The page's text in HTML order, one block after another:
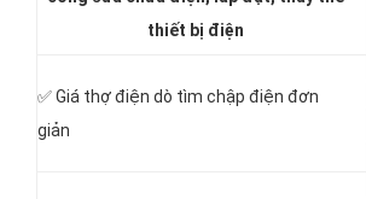
thiết bị điện
✅ Giá thợ điện dò tìm chập điện đơn
giản